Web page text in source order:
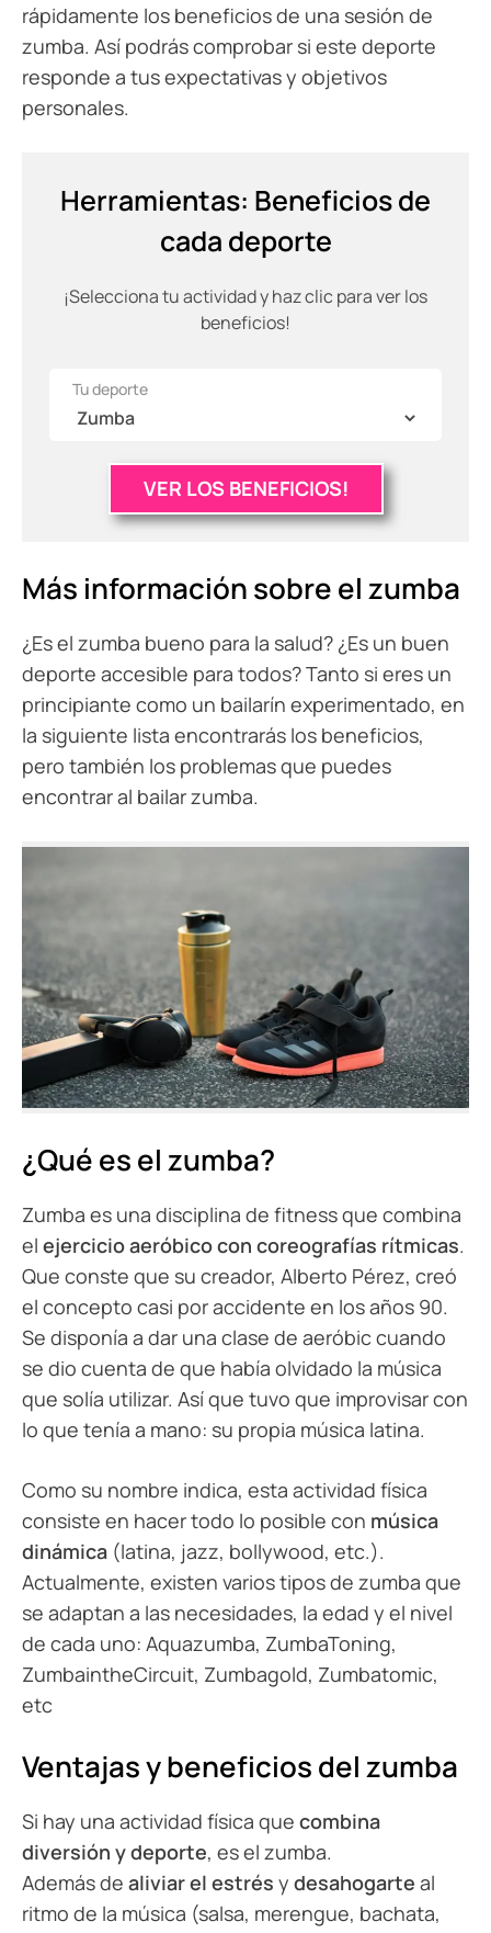
rápidamente los beneficios de una sesión de
zumba. Así podrás comprobar si este deporte
responde a tus expectativas y objetivos
personales.
Herramientas: Beneficios de
cada deporte
¡Selecciona tu actividad y haz clic para ver los
beneficios!
Tu deporte
VER LOS BENEFICIOS!
Más información sobre el zumba
¿Es el zumba bueno para la salud? ¿Es un buen
deporte accesible para todos? Tanto si eres un
principiante como un bailarín experimentado, en
la siguiente lista encontrarás los beneficios,
pero también los problemas que puedes
encontrar al bailar zumba.
¿Qué es el zumba?
Zumba es una disciplina de fitness que combina
el ejercicio aeróbico con coreografías rítmicas.
Que conste que su creador, Alberto Pérez, creó
el concepto casi por accidente en los años 90.
Se disponía a dar una clase de aeróbic cuando
se dio cuenta de que había olvidado la música
que solía utilizar. Así que tuvo que improvisar con
lo que tenía a mano: su propia música latina.
Como su nombre indica, esta actividad física
consiste en hacer todo lo posible con música
dinámica (latina, jazz, bollywood, etc.).
Actualmente, existen varios tipos de zumba que
se adaptan a las necesidades, la edad y el nivel
de cada uno: Aquazumba, ZumbaToning,
ZumbaintheCircuit, Zumbagold, Zumbatomic,
etc
Ventajas y beneficios del zumba
Si hay una actividad física que combina
diversión y deporte, es el zumba.
Además de aliviar el estrés y desahogarte al
ritmo de la música (salsa, merengue, bachata,